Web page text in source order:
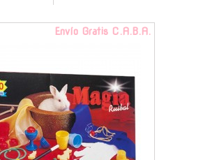
Envío Gratis C.A.B.A.